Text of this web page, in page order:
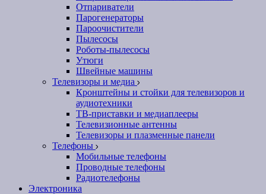
Отпариватели
Парогенераторы
Пароочистители
Пылесосы
Роботы-пылесосы
Утюги
Швейные машины
Телевизоры и медиа
Кронштейны и стойки для телевизоров и
аудиотехники
ТВ-приставки и медиаплееры
Телевизионные антенны
Телевизоры и плазменные панели
Телефоны
Мобильные телефоны
Проводные телефоны
Радиотелефоны
Электроника